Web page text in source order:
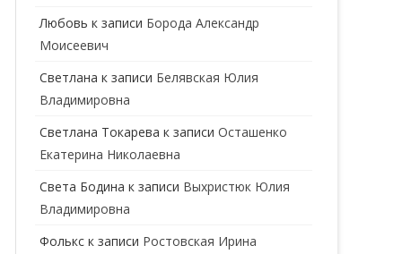
ГИНЕКОЛОГ
ГОМЕОПАТ
ДЕРМАТОЛОГ
ДЕТСКИЕ ВРАЧИ ДЕТСКИЙ КАРДИОЛОГ
Любовь к записи Борода Александр
Моисеевич
Светлана к записи Белявская Юлия
Владимировна
Cветлана Токарева к записиОсташенко
Екатерина Николаевна
Света Бодина к записи Выхристюк Юлия
Владимировна
Фолькс к записи Ростовская Ирина